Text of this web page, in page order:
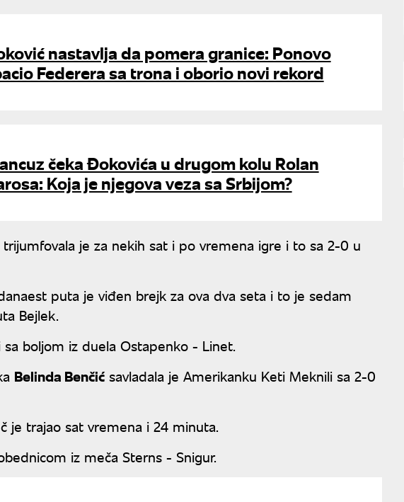
nastavlja da pomera granice: Ponovo
Federera sa trona i oborio novi rekord
čeka Đokovića u drugom kolu Rolan
Koja je njegova veza sa Srbijom?
je za nekih sat i po vremena igre i to sa 2-0 u
puta je viđen brejk za ova dva seta i to je sedam
Bejlek.
boljom iz duela Ostapenko - Linet.
Belinda Benčić savladala je Amerikanku Keti Meknili sa 2-0
je trajao sat vremena i 24 minuta.
iz meča Sterns - Snigur.